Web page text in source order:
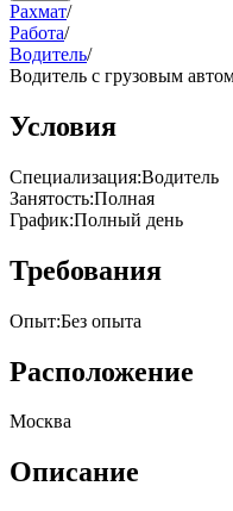
Рахмат/
Работа/
Водитель/
Водитель с грузовым
Условия
Специализация:Водитель
Занятость:Полная
График:Полный день
Требования
Опыт:Без опыта
Расположение
Москва
Описание